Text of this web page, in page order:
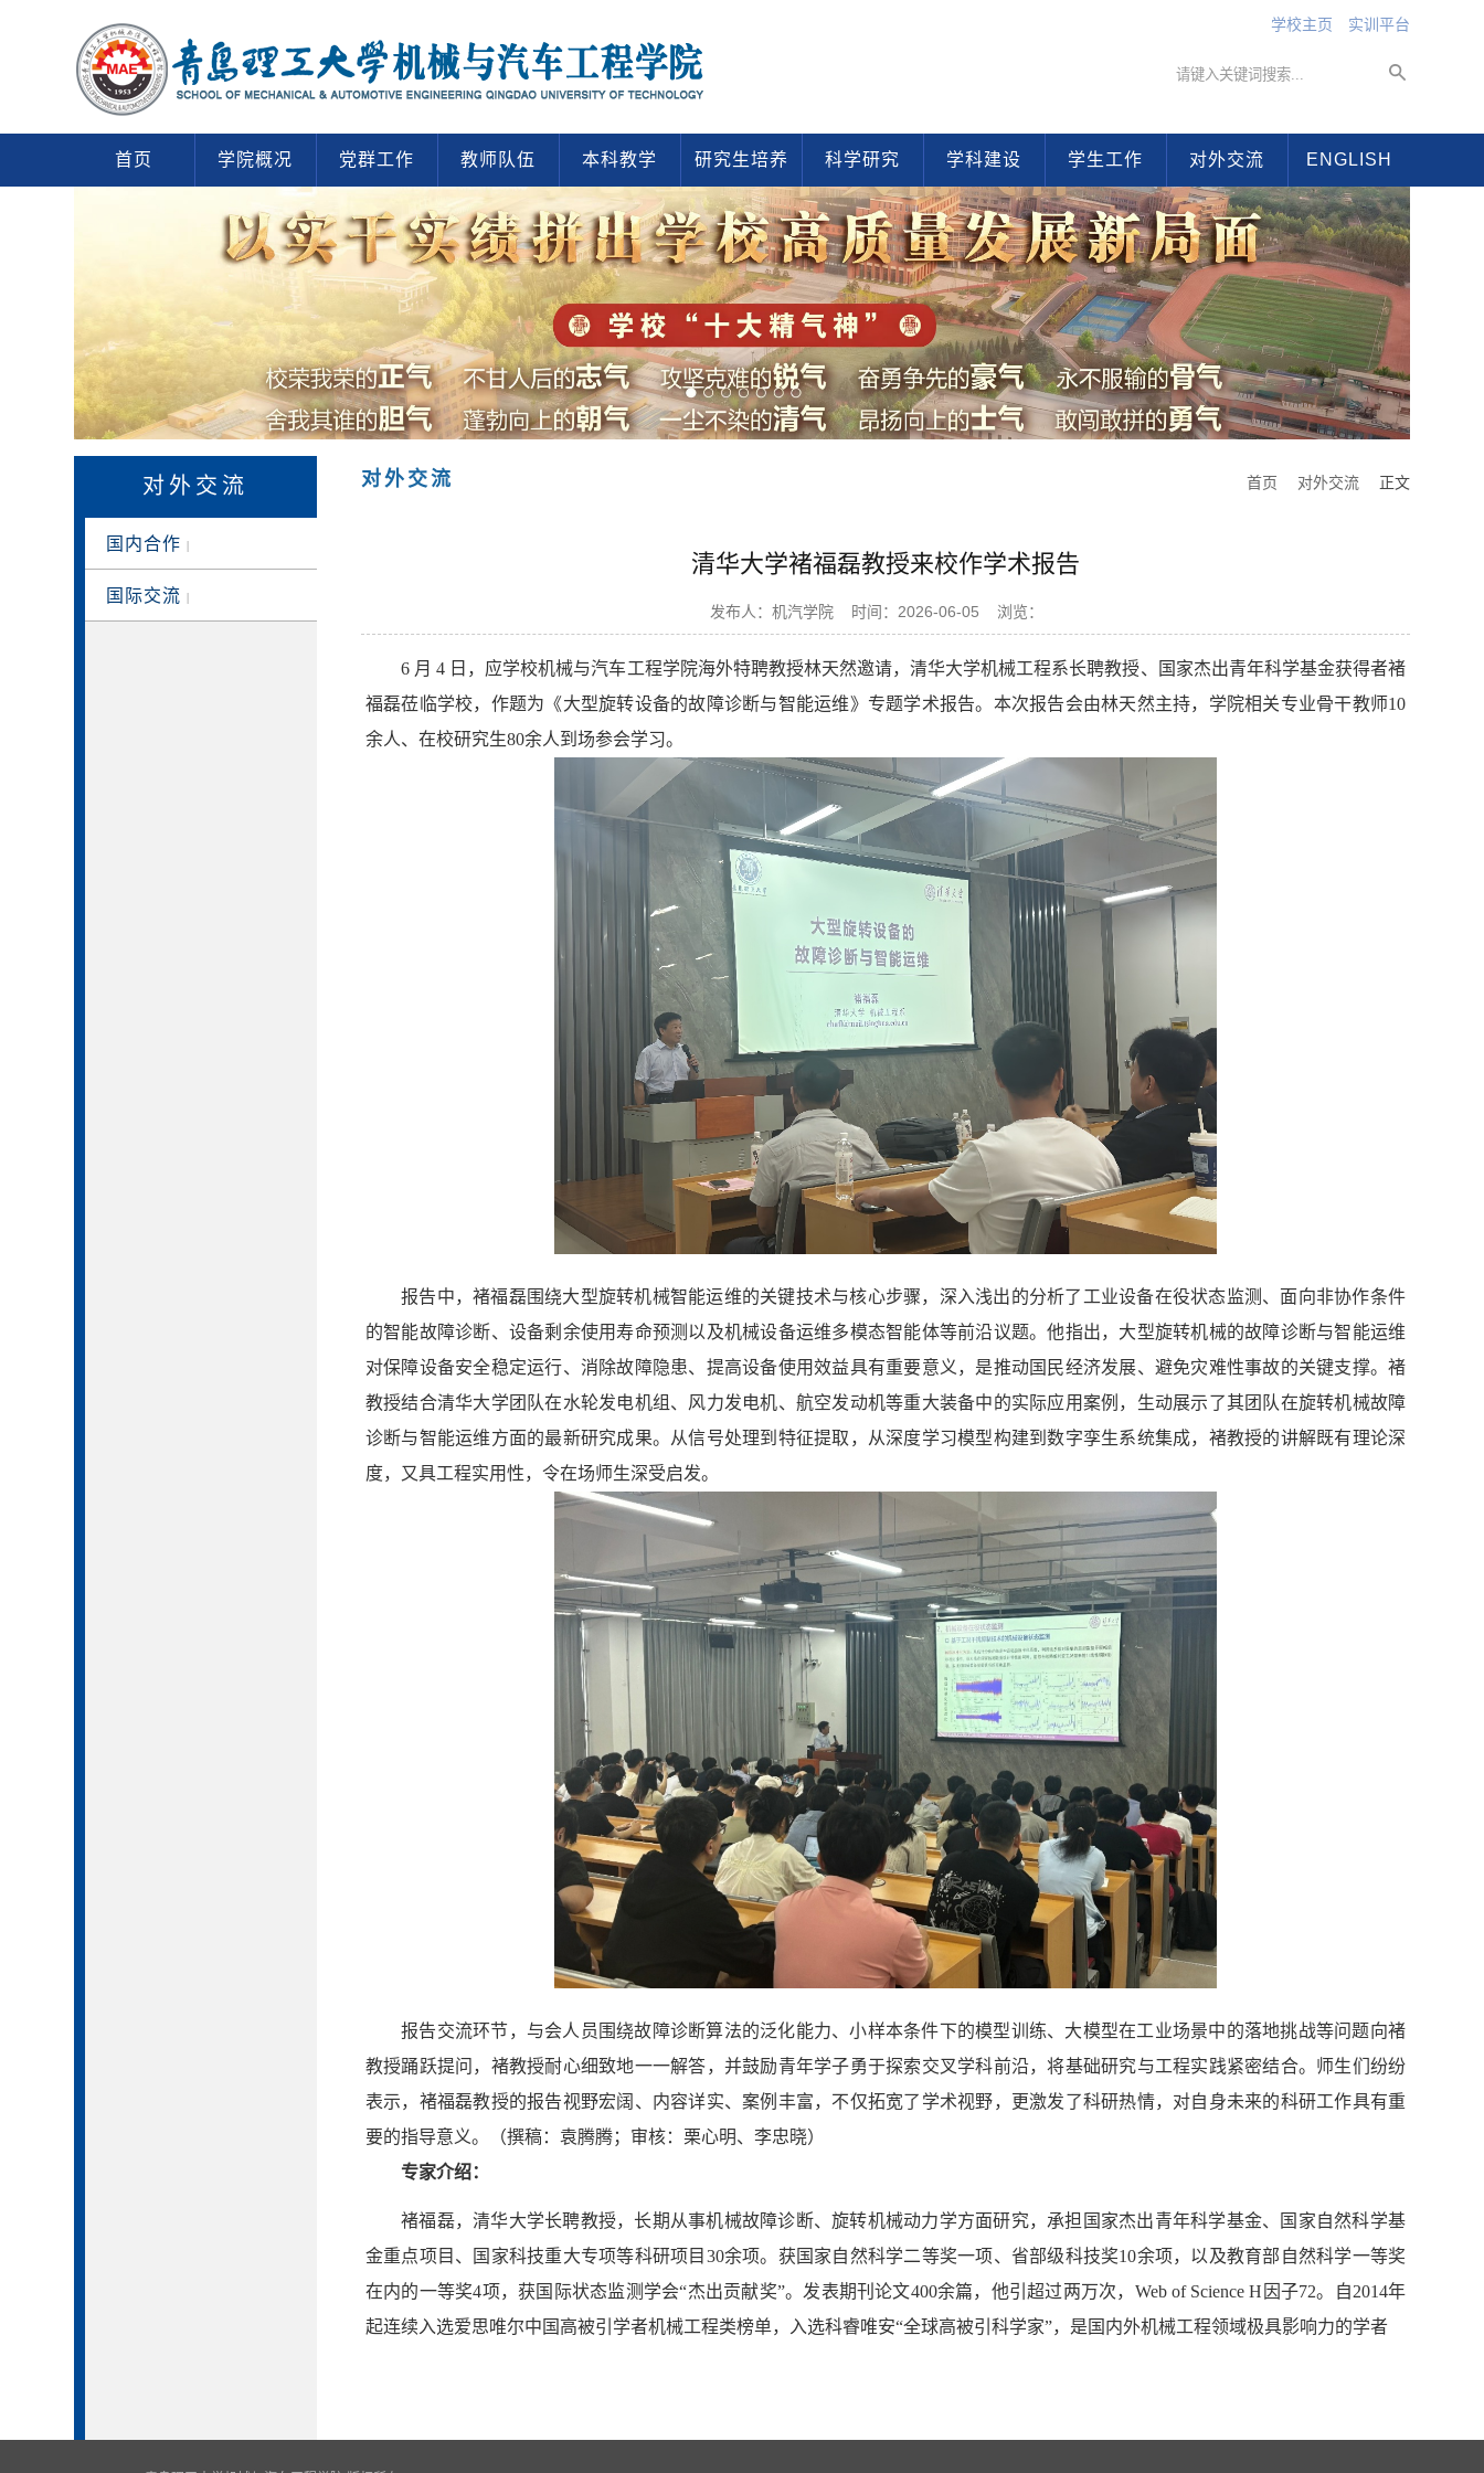
学校主页 实训平台
首页 学院概况 党群工作 教师队伍 本科教学 研究生培养 科学研究 学科建设 学生工作 对外交流 ENGLISH
对外交流
国内合作 |
国际交流 |
对外交流 首页 对外交流 正文
清华大学褚福磊教授来校作学术报告
发布人：机汽学院 时间：2026-06-05 浏览：
6 月 4 日，应学校机械与汽车工程学院海外特聘教授林天然邀请，清华大学机械工程系长聘教授、国家杰出青年科学基金获得者褚
福磊莅临学校，作题为《大型旋转设备的故障诊断与智能运维》专题学术报告。本次报告会由林天然主持，学院相关专业骨干教师10
余人、在校研究生80余人到场参会学习。
报告中，褚福磊围绕大型旋转机械智能运维的关键技术与核心步骤，深入浅出的分析了工业设备在役状态监测、面向非协作条件
的智能故障诊断、设备剩余使用寿命预测以及机械设备运维多模态智能体等前沿议题。他指出，大型旋转机械的故障诊断与智能运维
对保障设备安全稳定运行、消除故障隐患、提高设备使用效益具有重要意义，是推动国民经济发展、避免灾难性事故的关键支撑。褚
教授结合清华大学团队在水轮发电机组、风力发电机、航空发动机等重大装备中的实际应用案例，生动展示了其团队在旋转机械故障
诊断与智能运维方面的最新研究成果。从信号处理到特征提取，从深度学习模型构建到数字孪生系统集成，褚教授的讲解既有理论深
度，又具工程实用性，令在场师生深受启发。
报告交流环节，与会人员围绕故障诊断算法的泛化能力、小样本条件下的模型训练、大模型在工业场景中的落地挑战等问题向褚
教授踊跃提问，褚教授耐心细致地一一解答，并鼓励青年学子勇于探索交叉学科前沿，将基础研究与工程实践紧密结合。师生们纷纷
表示，褚福磊教授的报告视野宏阔、内容详实、案例丰富，不仅拓宽了学术视野，更激发了科研热情，对自身未来的科研工作具有重
要的指导意义。（撰稿：袁腾腾； 审核：栗心明、李忠晓）
专家介绍：
褚福磊，清华大学长聘教授， 长期从事机械故障诊断、旋转机械动力学方面研究，承担国家杰出青年科学基金、国家自然科学基
金重点项目、国家科技重大专项等科研项目 30余项。获国家自然科学二等奖一项、省部级科技奖10余项，以及教育部自然科学一等奖
在内的一等奖4项，获国际状态监测学会“杰出贡献奖”。发表期刊论文400余篇，他引超过两万次，Web of Science H因子72。自2014年
起连续入选爱思唯尔中国高被引学者机械工程类榜单，入选科睿唯安“全球高被引科学家”， 是国内外机械工程领域极具影响力的学者